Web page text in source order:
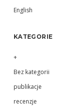
English
KATEGORIE
+
Bez kategorii
publikacje
recenzje